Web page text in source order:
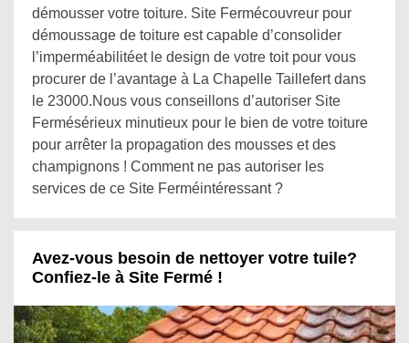
démousser votre toiture. Site Fermécouvreur pour
démoussage de toiture est capable d’consolider
l’imperméabilitéet le design de votre toit pour vous
procurer de l’avantage à La Chapelle Taillefert dans
le 23000.Nous vous conseillons d’autoriser Site
Fermésérieux minutieux pour le bien de votre toiture
pour arrêter la propagation des mousses et des
champignons ! Comment ne pas autoriser les
services de ce Site Ferméintéressant ?
Avez-vous besoin de nettoyer votre tuile?
Confiez-le à Site Fermé !